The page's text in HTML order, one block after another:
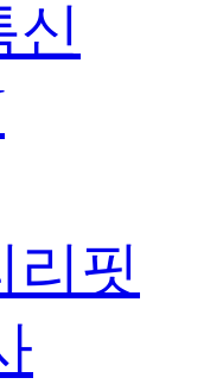
신
리핏